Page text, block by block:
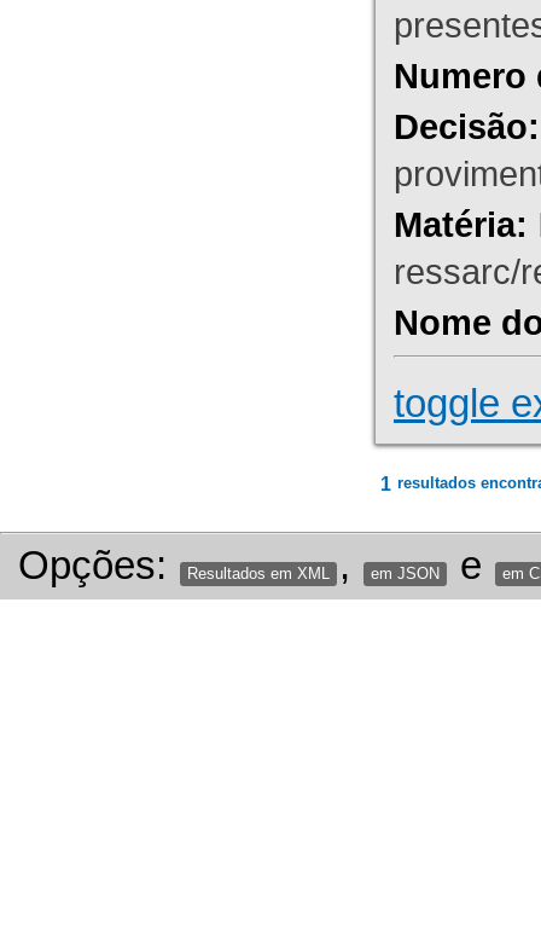
Numero
Decisão:
Matéria:
ressarc/
Nome
toggle
1 resultados
Opções: Resultados em XML , em JSON e em